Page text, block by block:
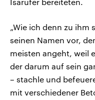
Isarufer bereiteten.
„Wie ich denn zu ihm
seinen Namen vor,
meisten angeht, weil
der darum auf sein
– stachle und
mit verschiedener